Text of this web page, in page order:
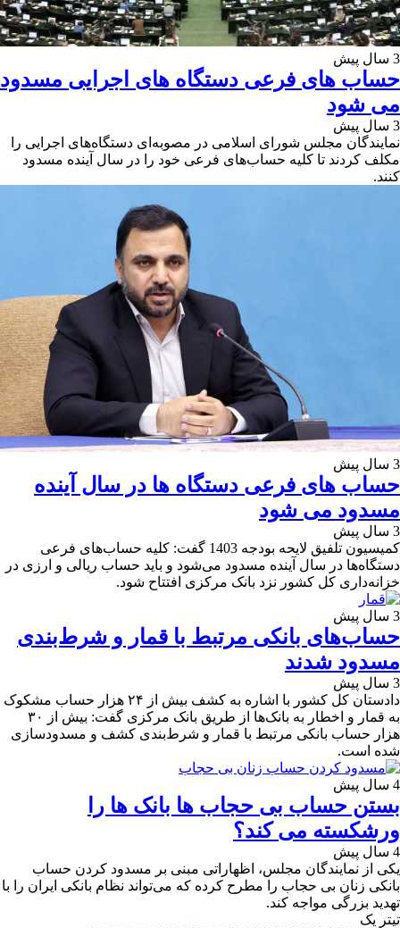
3 سال پیش
حساب های فرعی دستگاه های اجرایی مسدود
می شود
3 سال پیش
نمایندگان مجلس شورای اسلامی در مصوبه‌ای دستگاه‌های اجرایی را
مکلف کردند تا کلیه حساب‌های فرعی خود را در سال آینده مسدود
کنند.
3 سال پیش
حساب های فرعی دستگاه ها در سال آینده
مسدود می شود
3 سال پیش
کمیسیون تلفیق لایحه بودجه 1403 گفت: کلیه حساب‌های فرعی
دستگاه‌ها در سال آینده مسدود می‌شود و باید حساب ریالی و ارزی در
خزانه‌داری کل کشور نزد بانک مرکزی افتتاح شود.
3 سال پیش
حساب‌های بانکی مرتبط با قمار و شرط‌بندی
مسدود شدند
3 سال پیش
دادستان کل کشور با اشاره به کشف بیش از ۲۴ هزار حساب مشکوک
به قمار و اخطار به بانک‌ها از طریق بانک مرکزی گفت: بیش از ۳۰
هزار حساب بانکی مرتبط با قمار و شرط‌بندی کشف و مسدودسازی
شده است.
4 سال پیش
بستن حساب بی حجاب ها بانک ها را
ورشکسته می کند؟
4 سال پیش
یکی از نمایندگان مجلس، اظهاراتی مبنی بر مسدود کردن حساب
بانکی زنان بی حجاب را مطرح کرده که می‌تواند نظام بانکی ایران را با
تهدید بزرگی مواجه کند.
تیترِ یک